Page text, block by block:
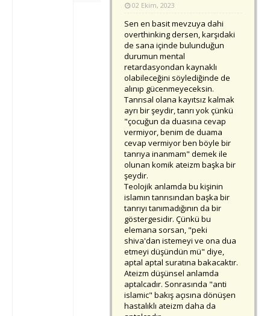
02 Ekim, 2023
Sen en basit mevzuya dahi
overthinking dersen, karşıdaki
de sana içinde bulunduğun
durumun mental
retardasyondan kaynaklı
olabileceğini söylediğinde de
alınıp gücenmeyeceksin.
Tanrısal olana kayıtsız kalmak
ayrı bir şeydir, tanrı yok çünkü
"çocuğun da duasına cevap
vermiyor, benim de duama
cevap vermiyor ben böyle bir
tanrıya inanmam" demek ile
olunan komik ateizm başka bir
şeydir.
Teolojik anlamda bu kişinin
islamın tanrısından başka bir
tanrıyı tanımadığının da bir
göstergesidir. Çünkü bu
elemana sorsan, "peki
shiva'dan istemeyi ve ona dua
etmeyi düşündün mü" diye,
aptal aptal suratına bakacaktır.
Ateizm düşünsel anlamda
aptalcadır. Sonrasında "anti
islamic" bakış açısına dönüşen
hastalıklı ateizm daha da